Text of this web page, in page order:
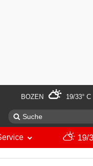
BOZEN 19/33° C
19/